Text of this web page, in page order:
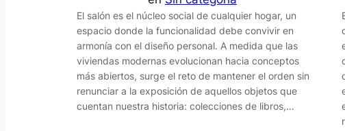
El salón es el núcleo social de cualquier hogar, un
espacio donde la funcionalidad debe convivir en
armonía con el diseño personal. A medida que las
viviendas modernas evolucionan hacia conceptos
más abiertos, surge el reto de mantener el orden sin
renunciar a la exposición de aquellos objetos que
cuentan nuestra historia: colecciones de libros,…